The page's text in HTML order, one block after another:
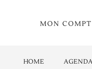
MON
HOME